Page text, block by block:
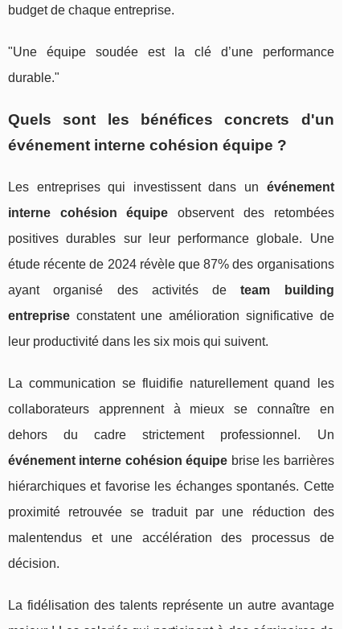
budget de chaque entreprise.
"Une équipe soudée est la clé d’une performance
durable."
Quels sont les bénéfices concrets d'un
événement interne cohésion équipe ?
Les entreprises qui investissent dans un événement
interne cohésion équipe observent des retombées
positives durables sur leur performance globale. Une
étude récente de 2024 révèle que 87% des organisations
ayant organisé des activités deteam building
entreprise constatent une amélioration significative de
leur productivité dans les six mois qui suivent.
La communication se fluidifie naturellement quand les
collaborateurs apprennent à mieux se connaître en
dehors du cadre strictement professionnel. Un
événement interne cohésion équipe brise les barrières
hiérarchiques et favorise les échanges spontanés. Cette
proximité retrouvée se traduit par une réduction des
malentendus et une accélération des processus de
décision.
La fidélisation des talents représente un autre avantage